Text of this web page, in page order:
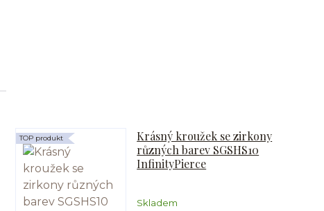
Krásný kroužek se zirkony
různých barev SGSHS10
InfinityPierce
Skladem
TOP produkt